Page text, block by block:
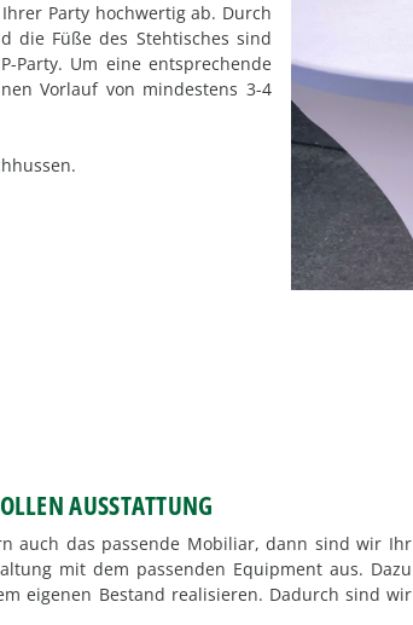
Party hochwertig ab. Durch
die Füße des Stehtisches sind
Party. Um eine entsprechende
Vorlauf von mindestens 3-4
AUSSTATTUNG
auch das passende Mobiliar, dann sind wir Ihr
mit dem passenden Equipment aus. Dazu
eigenen Bestand realisieren. Dadurch sind wir